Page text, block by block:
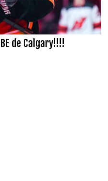
de Calgary!!!!